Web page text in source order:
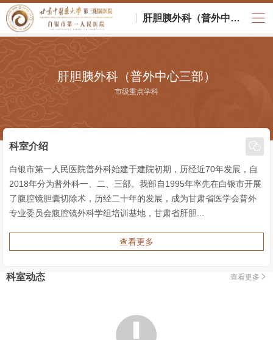
肝胆胰外科（普外中心三部）
肝胆胰外科（普外中心三部）
市级重点学科
科室介绍 
白银市第一人民医院普外科始建于建院初期，历经近70年发展，自
2018年分为普外科一、二、三部。我部自1995年率先在白银市开展
了腹腔镜胆囊切除术，历经二十年的发展，成为甘肃省医学会普外
专业委员会腹腔镜外科学组培训基地，甘肃省肝胆...
查看更多
科室动态 查看更多 